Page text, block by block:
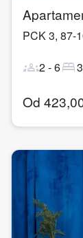
PCK 3, 87-
groups2-6bed3
Od